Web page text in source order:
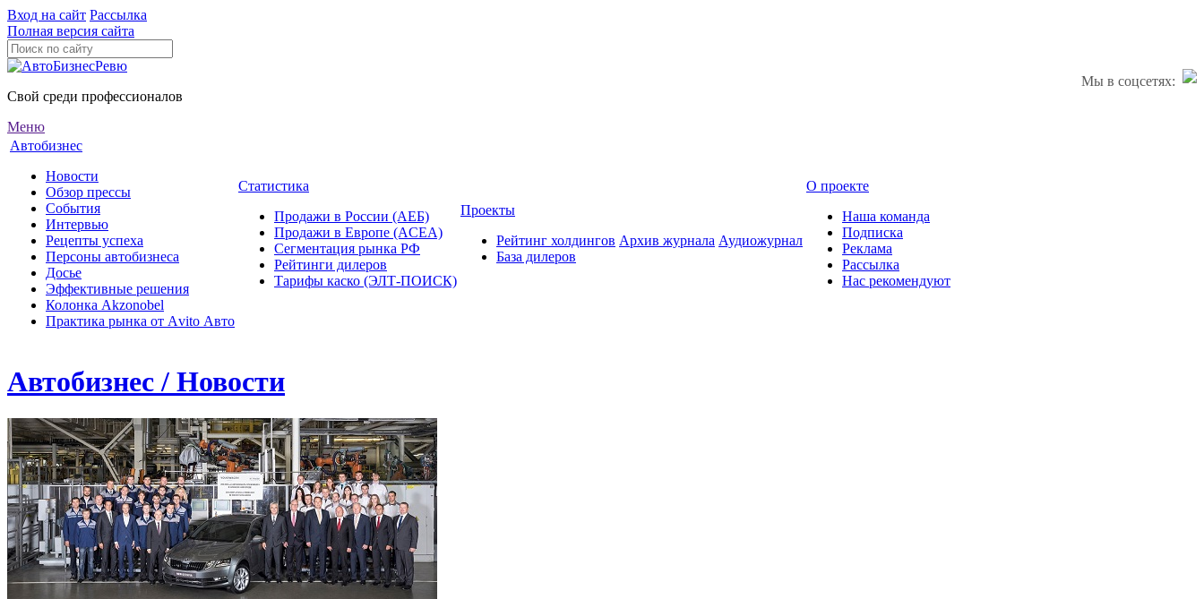
Вход на сайт Рассылка
Полная версия сайта
Мы в соцсетях:
Свой среди профессионалов
Меню
Автобизнес
Новости
Обзор прессы
События
Интервью
Рецепты успеха
Персоны автобизнеса
Досье
Эффективные решения
Колонка Akzonobel
Практика рынка от Аvito Авто
Статистика
Продажи в России (АЕБ)
Продажи в Европе (ACEA)
Сегментация рынка РФ
Рейтинги дилеров
Тарифы каско (ЭЛТ-ПОИСК)
Проекты
Рейтинг холдингов
База дилеров
Архив журнала Аудиожурнал
О проекте
Наша команда
Подписка
Реклама
Рассылка
Нас рекомендуют
Автобизнес / Новости